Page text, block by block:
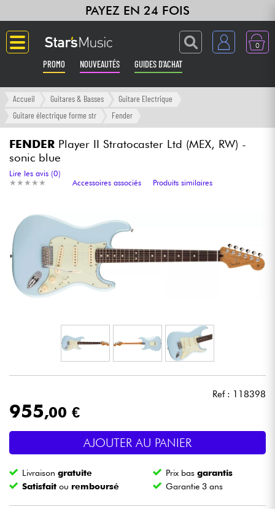
PAYEZ EN 24 FOIS
0
PROMO NOUVEAUTÉS GUIDES D'ACHAT
Langue
Amplis & Effets
Synthés & Sampleurs
Home Studio
Casques
Eclairage
Batteries & Percu
Vents
Accueil Guitares & Basses
Guitare Electrique
Guitare électrique forme str
Fender
FENDER Player II Stratocaster Ltd (MEX, RW) -
sonic blue
★ ★ ★ ★ ★
★ ★ ★ ★ ★
Lire les avis (0)
Accessoires associés
Produits similaires
Ref : 118398
955,00 €
AJOUTER AU PANIER
Livraisongratuite Prix basgarantis
Satisfait ou remboursé Garantie 3 ans